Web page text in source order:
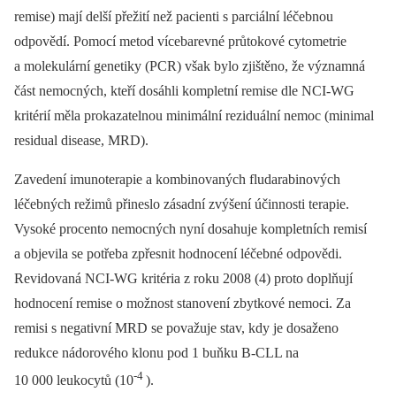
remise) mají delší přežití než pacienti s parciální léčebnou
odpovědí. Pomocí metod vícebarevné průtokové cytometrie
a molekulární genetiky (PCR) však bylo zjištěno, že významná
část nemocných, kteří dosáhli kompletní remise dle NCI-WG
kritérií měla prokazatelnou minimální reziduální nemoc (minimal
residual disease, MRD).
Zavedení imunoterapie a kombinovaných fludarabinových
léčebných režimů přineslo zásadní zvýšení účinnosti terapie.
Vysoké procento nemocných nyní dosahuje kompletních remisí
a objevila se potřeba zpřesnit hodnocení léčebné odpovědi.
Revidovaná NCI-WG kritéria z roku 2008 (4) proto doplňují
hodnocení remise o možnost stanovení zbytkové nemoci. Za
remisi s negativní MRD se považuje stav, kdy je dosaženo
redukce nádorového klonu pod 1 buňku B-CLL na
10 000 leukocytů (10-4 ).